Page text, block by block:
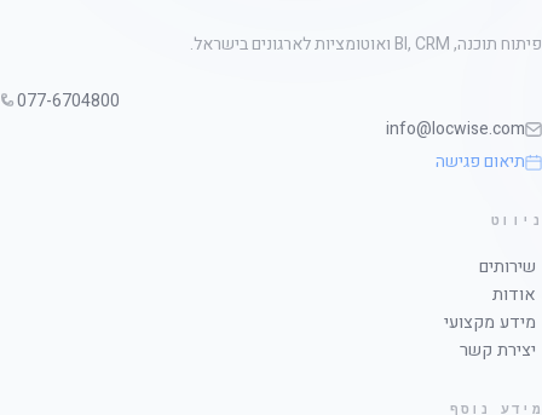
פיתוח תוכנה, BI, CRM ואוטומציות לארגונים בישראל.
077-6704800
info@locwise.com
תיאום פגישה
ניווט
שירותים
אודות
מידע מקצועי
יצירת קשר
מידע נוסף